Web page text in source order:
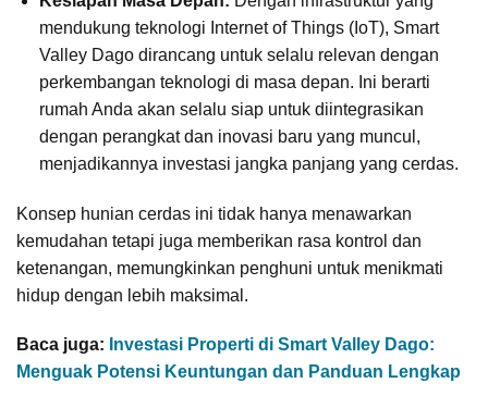
mendukung teknologi Internet of Things (IoT), Smart
Valley Dago dirancang untuk selalu relevan dengan
perkembangan teknologi di masa depan. Ini berarti
rumah Anda akan selalu siap untuk diintegrasikan
dengan perangkat dan inovasi baru yang muncul,
menjadikannya investasi jangka panjang yang cerdas.
Konsep hunian cerdas ini tidak hanya menawarkan
kemudahan tetapi juga memberikan rasa kontrol dan
ketenangan, memungkinkan penghuni untuk menikmati
hidup dengan lebih maksimal.
Baca juga: Investasi Properti di Smart Valley Dago:
Menguak Potensi Keuntungan dan Panduan Lengkap